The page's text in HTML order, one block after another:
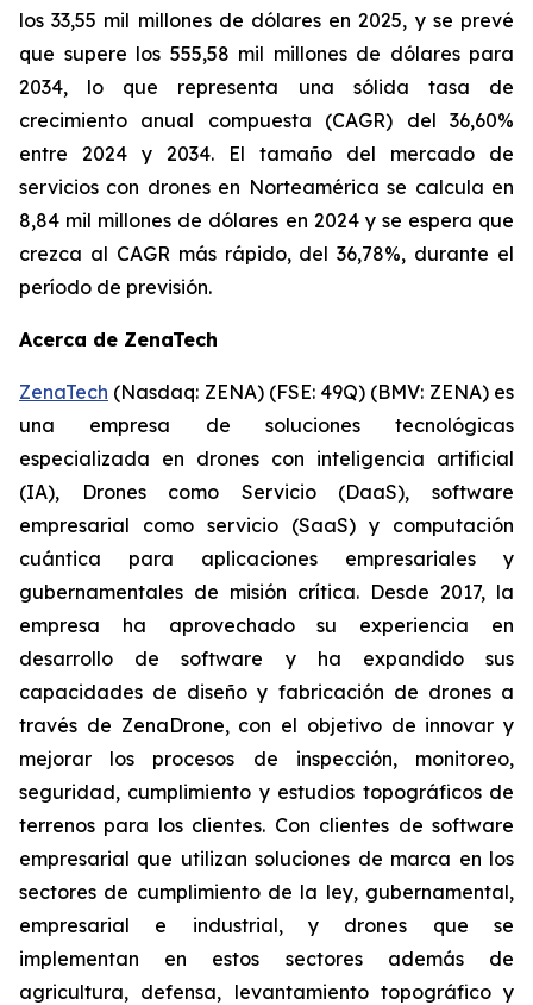
los 33,55 mil millones de dólares en 2025, y se prevé
que supere los 555,58 mil millones de dólares para
2034, lo que representa una sólida tasa de
crecimiento anual compuesta (CAGR) del 36,60%
entre 2024 y 2034. El tamaño del mercado de
servicios con drones en Norteamérica se calcula en
8,84 mil millones de dólares en 2024 y se espera que
crezca al CAGR más rápido, del 36,78%, durante el
período de previsión.
Acerca de ZenaTech
ZenaTech (Nasdaq: ZENA) (FSE: 49Q) (BMV: ZENA) es
una empresa de soluciones tecnológicas
especializada en drones con inteligencia artificial
(IA), Drones como Servicio (DaaS), software
empresarial como servicio (SaaS) y computación
cuántica para aplicaciones empresariales y
gubernamentales de misión crítica. Desde 2017, la
empresa ha aprovechado su experiencia en
desarrollo de software y ha expandido sus
capacidades de diseño y fabricación de drones a
través de ZenaDrone, con el objetivo de innovar y
mejorar los procesos de inspección, monitoreo,
seguridad, cumplimiento y estudios topográficos de
terrenos para los clientes. Con clientes de software
empresarial que utilizan soluciones de marca en los
sectores de cumplimiento de la ley, gubernamental,
empresarial e industrial, y drones que se
implementan en estos sectores además de
agricultura, defensa, levantamiento topográfico y